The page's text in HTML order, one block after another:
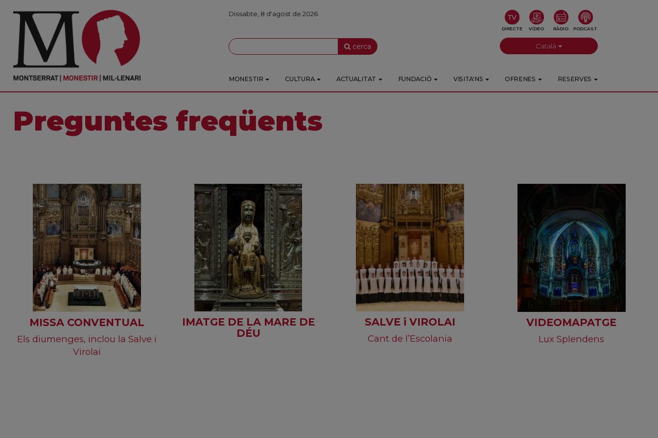
PORTADA
Monestir
Actualitat
Ofrenes
Reserves
Dissabte, 8 d'agost de 2026
cerca
DIRECTE VÍDEO RÀDIO PODCAST
Català
MONESTIR CULTURA ACTUALITAT FUNDACIÓ VISITA'NS OFRENES RESERVES
Preguntes freqüents
MISSA CONVENTUAL
Els diumenges, inclou la Salve i
Virolai
IMATGE DE LA MARE DE
DÉU
SALVE i VIROLAI
Cant de l’Escolania
VIDEOMAPATGE
Lux Splendens